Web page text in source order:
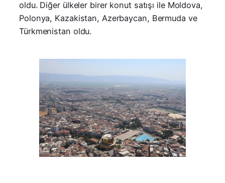
oldu. Diğer ülkeler birer konut satışı ile Moldova,
Polonya, Kazakistan, Azerbaycan, Bermuda ve
Türkmenistan oldu.